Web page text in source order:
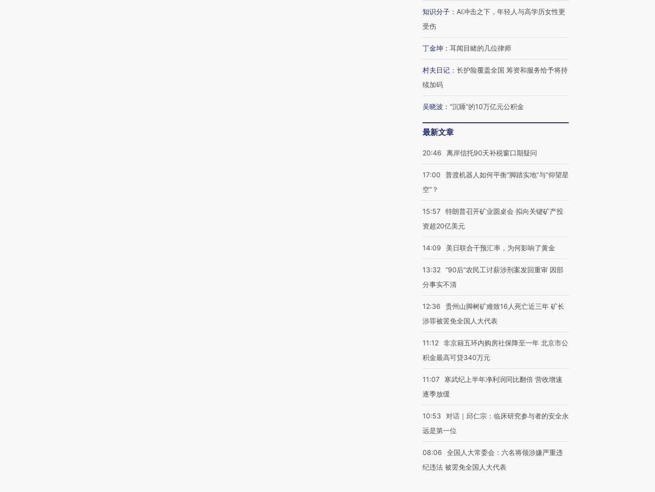
知识分子 ： AI冲击之下，年轻人与高学历女性更
受伤
丁金坤 ： 耳闻目睹的几位律师
村夫日记 ： 长护险覆盖全国 筹资和服务给予将持
续加码
吴晓波 ： “沉睡”的10万亿元公积金
最新文章
20:46 离岸信托90天补税窗口期疑问
17:00
普渡机器人如何平衡“脚踏实地”与“仰望星
空”？
15:57 特朗普召开矿业圆桌会 拟向关键矿产投
资超20亿美元
14:09 美日联合干预汇率，为何影响了黄金
13:32 “90后”农民工讨薪涉刑案发回重审 因部
分事实不清
12:36
贵州山脚树矿难致16人死亡近三年 矿长
涉罪被罢免全国人大代表
11:12 非京籍五环内购房社保降至一年 北京市公
积金最高可贷340万元
11:07
寒武纪上半年净利润同比翻倍 营收增速
逐季放缓
10:53
对话｜邱仁宗：临床研究参与者的安全永
远是第一位
08:06
全国人大常委会：六名将领涉嫌严重违
纪违法 被罢免全国人大代表